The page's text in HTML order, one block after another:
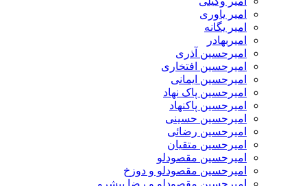
امیر یاوری
امیر یگانه
امیربهادر
امیرحسین آذری
امیرحسین افتخاری
امیرحسین ایمانی
امیرحسین پاک نهاد
امیرحسین پاکنهاد
امیرحسین حسینی
امیرحسین رضائی
امیرحسین متقیان
امیرحسین مقصودلو
امیرحسین مقصودلو و دوزخ